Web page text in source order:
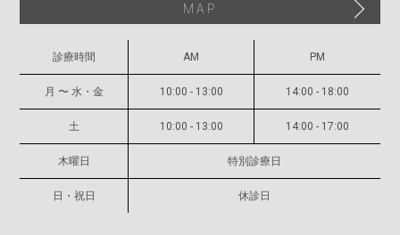
アクセス
採用情報
サイトマップ
舘山歯科東町医院
MAP
診療時間 AM PM
月 〜 水・金 10:00 - 13:00 14:00 - 18:00
土 10:00 - 13:00 14:00 - 17:00
木曜日 特別診療日
日・祝日 休診日